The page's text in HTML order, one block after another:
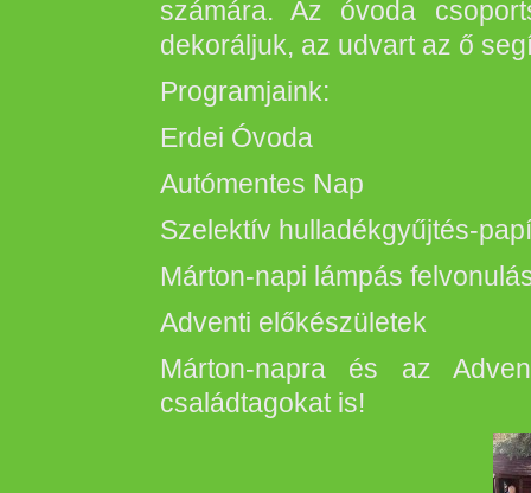
számára. Az óvoda
dekoráljuk, az udvart az ő
Programjaink:
Erdei Óvoda
Autómentes Nap
Szelektív hulladékgyűjtés-
Márton-napi lámpás
Adventi előkészületek
Márton-napra és az
családtagokat is!